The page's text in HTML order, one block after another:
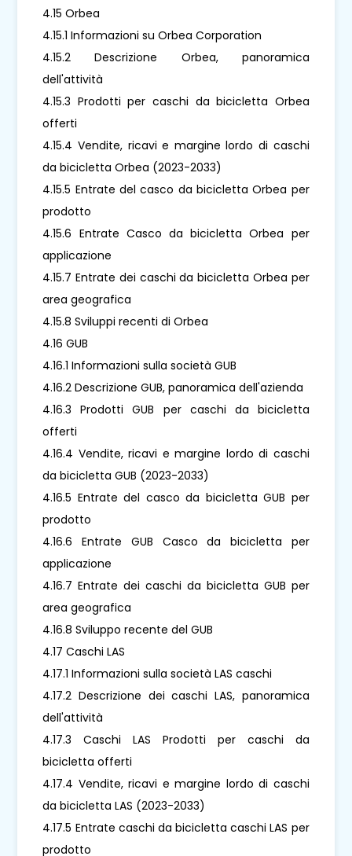
4.15 Orbea
4.15.1 Informazioni su Orbea Corporation
4.15.2 Descrizione Orbea, panoramica
dell'attività
4.15.3 Prodotti per caschi da bicicletta Orbea
offerti
4.15.4 Vendite, ricavi e margine lordo di caschi
da bicicletta Orbea (2023-2033)
4.15.5 Entrate del casco da bicicletta Orbea per
prodotto
4.15.6 Entrate Casco da bicicletta Orbea per
applicazione
4.15.7 Entrate dei caschi da bicicletta Orbea per
area geografica
4.15.8 Sviluppi recenti di Orbea
4.16 GUB
4.16.1 Informazioni sulla società GUB
4.16.2 Descrizione GUB, panoramica dell'azienda
4.16.3 Prodotti GUB per caschi da bicicletta
offerti
4.16.4 Vendite, ricavi e margine lordo di caschi
da bicicletta GUB (2023-2033)
4.16.5 Entrate del casco da bicicletta GUB per
prodotto
4.16.6 Entrate GUB Casco da bicicletta per
applicazione
4.16.7 Entrate dei caschi da bicicletta GUB per
area geografica
4.16.8 Sviluppo recente del GUB
4.17 Caschi LAS
4.17.1 Informazioni sulla società LAS caschi
4.17.2 Descrizione dei caschi LAS, panoramica
dell'attività
4.17.3 Caschi LAS Prodotti per caschi da
bicicletta offerti
4.17.4 Vendite, ricavi e margine lordo di caschi
da bicicletta LAS (2023-2033)
4.17.5 Entrate caschi da bicicletta caschi LAS per
prodotto